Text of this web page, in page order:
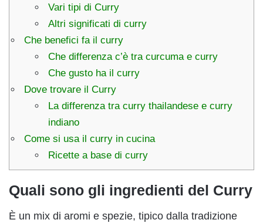
Vari tipi di Curry
Altri significati di curry
Che benefici fa il curry
Che differenza c’è tra curcuma e curry
Che gusto ha il curry
Dove trovare il Curry
La differenza tra curry thailandese e curry
indiano
Come si usa il curry in cucina
Ricette a base di curry
Quali sono gli ingredienti del Curry
È un mix di aromi e spezie, tipico dalla tradizione